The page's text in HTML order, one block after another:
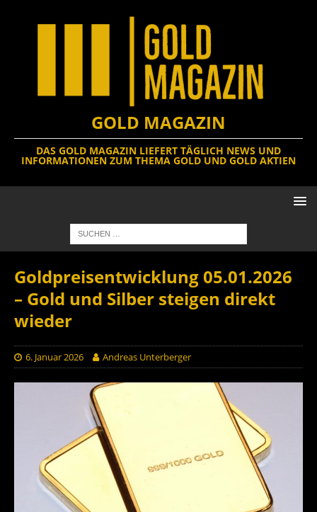
GOLD MAGAZIN
DAS GOLD MAGAZIN LIEFERT TÄGLICH NEWS UND
INFORMATIONEN ZUM THEMA GOLD UND GOLD AKTIEN
Goldpreisentwicklung 05.01.2026
– Gold und Silber steigen direkt
wieder
6. Januar 2026 Andreas Unterberger